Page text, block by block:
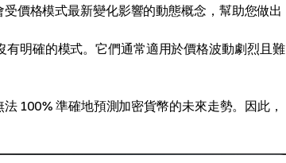
價格模式最新變化影響的動態概念，幫助您做出
有明確的模式。它們通常適用於價格波動劇烈且難
100% 準確地預測加密貨幣的未來走勢。因此，